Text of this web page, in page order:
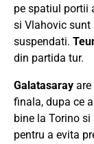
pe spatiul portii
si Vlahovic sunt
suspendati.
din partida tur.
Galatasaray
finala, dupa ce
bine la Torino
pentru a evita